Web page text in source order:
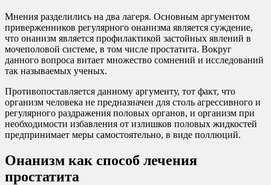
Мнения разделились на два лагеря. Основным аргументом
приверженников регулярного онанизма является суждение,
что онанизм является профилактикой застойных явлений в
мочеполовой системе, в том числе простатита. Вокруг
данного вопроса витает множество сомнений и исследований
так называемых ученых.
Противопоставляется данному аргументу, тот факт, что
организм человека не предназначен для столь агрессивного и
регулярного раздражения половых органов, и организм при
необходимости избавления от излишков половых жидкостей
предпринимает меры самостоятельно, в виде поллюций.
Онанизм как способ лечения
простатита